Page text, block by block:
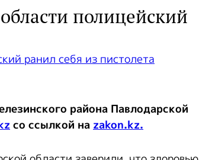
полицейский
района Павлодарской
со ссылкой на zakon.kz.